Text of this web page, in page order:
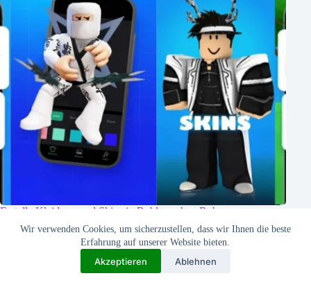
Wir verwenden Cookies, um sicherzustellen, dass wir Ihnen die beste
Erfahrung auf unserer Website bieten.
Akzeptieren Ablehnen
Erstelle Kleidung und Skins in Roblox, ohne Robux
auszugeben!